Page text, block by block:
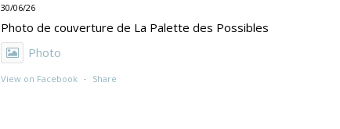
30/06/26
Photo de couverture de La Palette des Possibles
Photo
View on Facebook · Share